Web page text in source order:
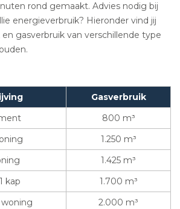
rond gemaakt. Advies nodig bij
energieverbruik? Hieronder vind jij
gasverbruik van verschillende type
Gasverbruik
800 m³
1.250 m³
1.425 m³
kap
1.700 m³
2.000 m³